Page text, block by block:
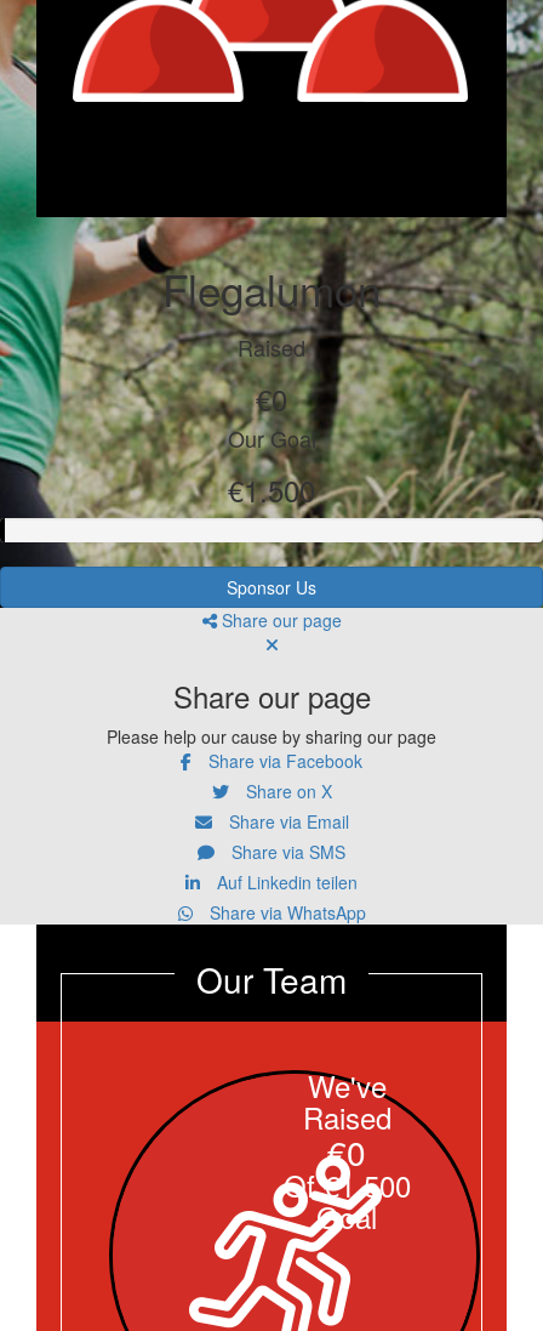
Flegalumon
Raised
€0
Our Goal
€1.500
Sponsor Us
Share our page
Share our page
Please help our cause by sharing our page
Share via Facebook
Share on X
Share via Email
Share via SMS
Auf Linkedin teilen
Share via WhatsApp
Our Team
We've
Raised
€0
Of €1.500
Goal